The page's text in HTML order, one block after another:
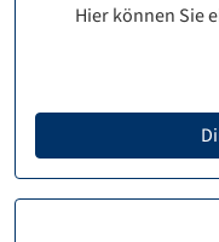
Hier können Sie